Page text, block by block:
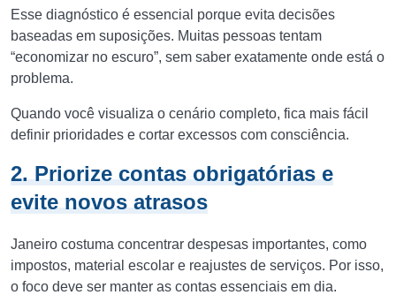
Esse diagnóstico é essencial porque evita decisões
baseadas em suposições. Muitas pessoas tentam
“economizar no escuro”, sem saber exatamente onde está o
problema.
Quando você visualiza o cenário completo, fica mais fácil
definir prioridades e cortar excessos com consciência.
2. Priorize contas obrigatórias e
evite novos atrasos
Janeiro costuma concentrar despesas importantes, como
impostos, material escolar e reajustes de serviços. Por isso,
o foco deve ser manter as contas essenciais em dia.